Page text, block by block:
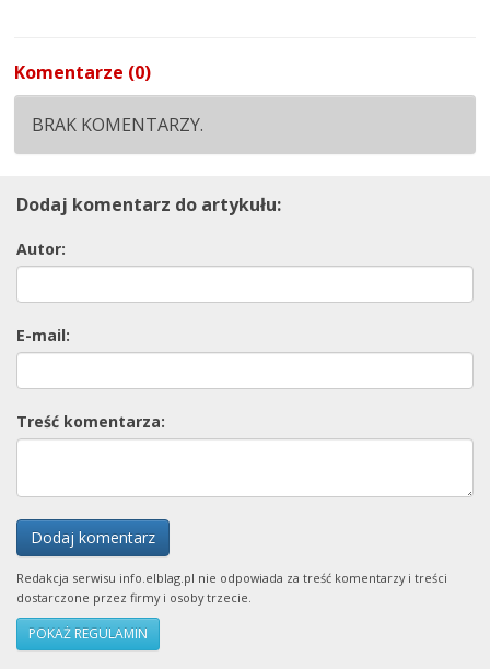
Komentarze (0)
BRAK KOMENTARZY.
Dodaj komentarz do artykułu:
Autor:
E-mail:
Treść komentarza:
Dodaj komentarz
Redakcja serwisu info.elblag.pl nie odpowiada za treść komentarzy i treści
dostarczone przez firmy i osoby trzecie.
POKAŻ REGULAMIN